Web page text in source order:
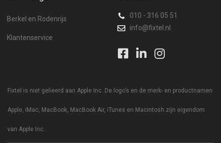
Berkel en Rodenrijs
Klantenservice
010 - 316 05 51
info@fixtel.nl
Fixtel is niet gelieerd aan Apple Inc. De logo’s en de merk- en productnamen
Apple, iMac, MacBook, MacBook Air, iTunes en Macintosh zijn eigendom
van Apple Inc.